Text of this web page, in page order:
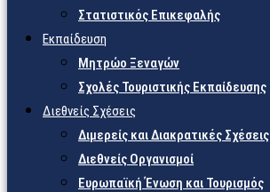
Στατιστικός Επικεφαλής
Εκπαίδευση
Μητρώο Ξεναγών
Σχολές Τουριστικής Εκπαίδευσης
Διεθνείς Σχέσεις
Διμερείς και Διακρατικές Σχέσεις
Διεθνείς Οργανισμοί
Ευρωπαϊκή Ένωση και Τουρισμός